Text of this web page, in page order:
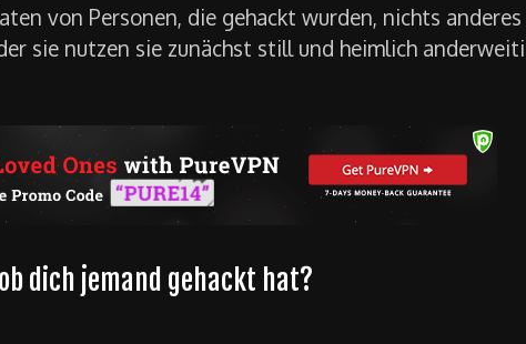
von Personen, die gehackt wurden, nichts anderes
sie nutzen sie zunächst still und heimlich
dich jemand gehackt hat?